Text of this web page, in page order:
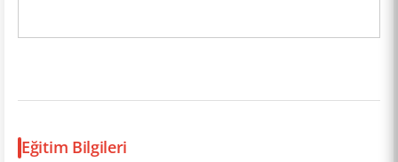
Eğitim Bilgileri